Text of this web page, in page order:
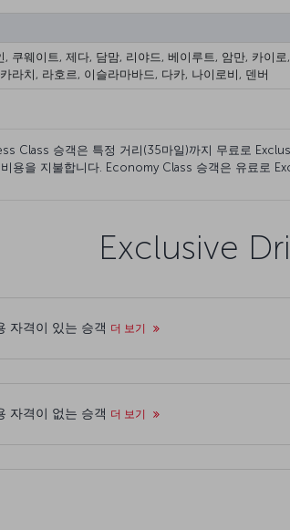
, 쿠웨이트, 제다, 담맘, 리야드, 베이루트, 암만, 카이로
라치, 라호르, 이슬라마바드, 다카, 나이로비, 덴버
Class 승객은 특정 거리(35마일)까지 무료로
용을 지불합니다. Economy Class 승객은 유료로
Exclusive
자격이 있는 승객 더 보기
자격이 없는 승객 더 보기